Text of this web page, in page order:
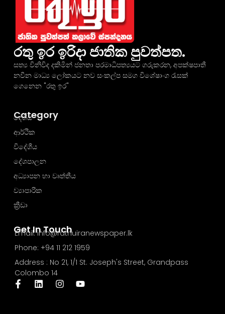
රතු ඉර ඉරිදා ජාතික පුවත්පත.
සත්‍ය විනිවිද දකිමින් ජනතා පරමාධිපත්‍යයට ගරුකරන, අපක්ෂපාතී
නවීන මාධ්‍ය ලෝකයට නව සංකල්ප සමග විශේෂාංග රැසක්
ගෙනෙන "රතු ඉර"
Get In Touch
Email: info@rathuiranewspaper.lk
Phone: +94 11 212 1959
Address : No 21, 1/1 St. Joseph's Street, Grandpass
Colombo 14
Category
දේශීය
ආර්ථික
විදේශීය
දේශපාලන
අධ්‍යාපන හා වෘත්තීය
ව්‍යාපාරික
ක්‍රීඩා